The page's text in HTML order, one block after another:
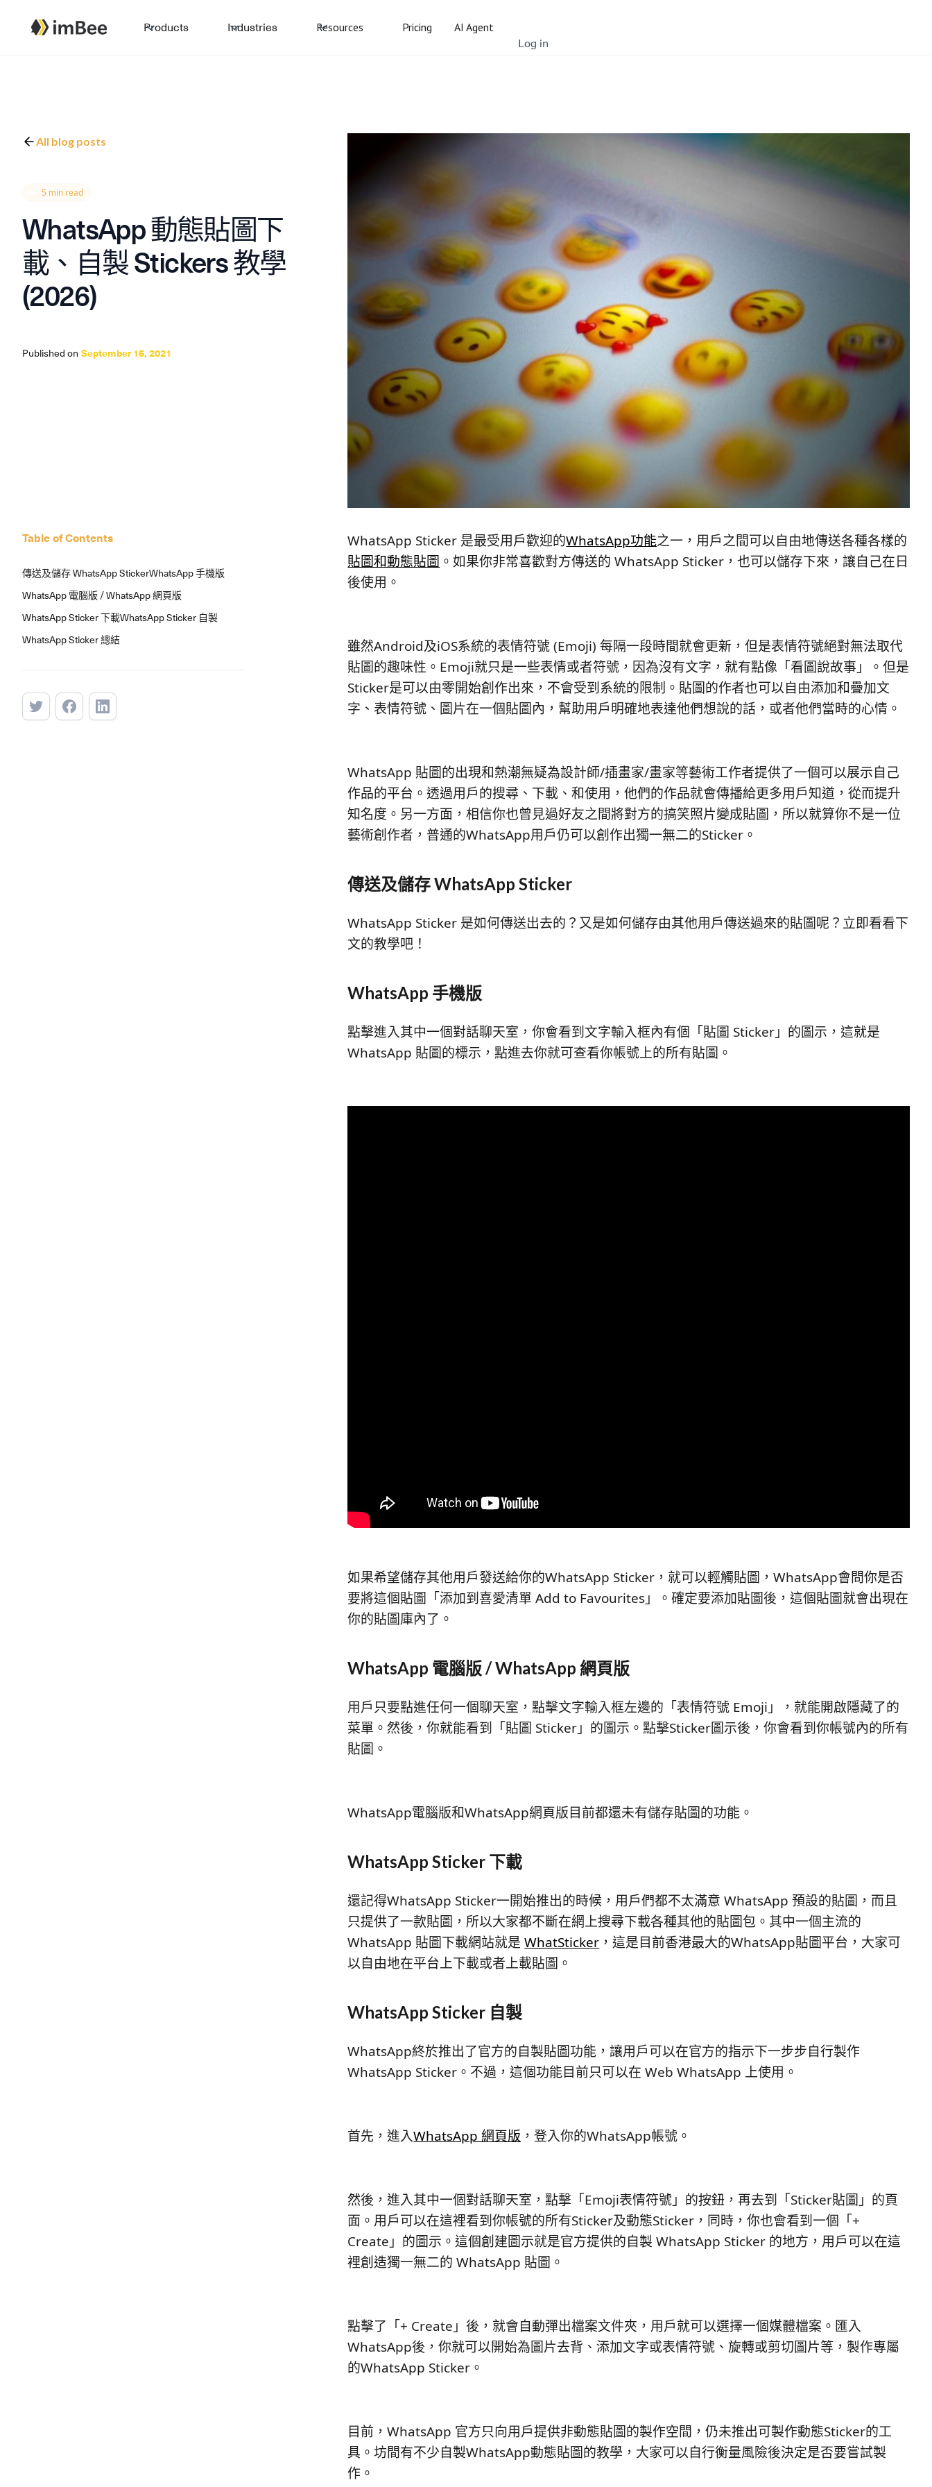
Products Industries Resources Pricing
AI Agent
Log in
All blog posts
5 min read
WhatsApp 動態貼圖下
載、自製 Stickers 教學
(2026)
Published on September 15, 2021
Table of Contents
傳送及儲存 WhatsApp StickerWhatsApp 手機版
WhatsApp 電腦版 / WhatsApp 網頁版
WhatsApp Sticker 下載WhatsApp Sticker 自製
WhatsApp Sticker 總結
WhatsApp Sticker 是最受用戶歡迎的WhatsApp功能之一，用戶之間可以自由地傳送各種各樣的
貼圖和動態貼圖 。如果你非常喜歡對方傳送的 WhatsApp Sticker，也可以儲存下來，讓自己在日
後使用。
雖然Android及iOS系統的表情符號 (Emoji) 每隔一段時間就會更新，但是表情符號絕對無法取代
貼圖的趣味性。Emoji就只是一些表情或者符號，因為沒有文字，就有點像「看圖說故事」。但是
Sticker是可以由零開始創作出來，不會受到系統的限制。貼圖的作者也可以自由添加和疊加文
字、表情符號、圖片在一個貼圖內，幫助用戶明確地表達他們想說的話，或者他們當時的心情。
WhatsApp 貼圖的出現和熱潮無疑為設計師/插畫家/畫家等藝術工作者提供了一個可以展示自己
作品的平台。透過用戶的搜尋、下載、和使用，他們的作品就會傳播給更多用戶知道，從而提升
知名度。另一方面，相信你也曾見過好友之間將對方的搞笑照片變成貼圖，所以就算你不是一位
藝術創作者，普通的WhatsApp用戶仍可以創作出獨一無二的Sticker。
傳送及儲存 WhatsApp Sticker
WhatsApp Sticker 是如何傳送出去的？又是如何儲存由其他用戶傳送過來的貼圖呢？立即看看下
文的教學吧！
WhatsApp 手機版
點擊進入其中一個對話聊天室，你會看到文字輸入框內有個「貼圖 Sticker」的圖示，這就是
WhatsApp 貼圖的標示，點進去你就可查看你帳號上的所有貼圖。
如果希望儲存其他用戶發送給你的WhatsApp Sticker，就可以輕觸貼圖，WhatsApp會問你是否
要將這個貼圖「添加到喜愛清單 Add to Favourites」。確定要添加貼圖後，這個貼圖就會出現在
你的貼圖庫內了。
WhatsApp 電腦版 / WhatsApp 網頁版
用戶只要點進任何一個聊天室，點擊文字輸入框左邊的「表情符號 Emoji」，就能開啟隱藏了的
菜單。然後，你就能看到「貼圖 Sticker」的圖示。點擊Sticker圖示後，你會看到你帳號內的所有
貼圖。
WhatsApp電腦版和WhatsApp網頁版目前都還未有儲存貼圖的功能。
WhatsApp Sticker 下載
還記得WhatsApp Sticker一開始推出的時候，用戶們都不太滿意 WhatsApp 預設的貼圖，而且
只提供了一款貼圖，所以大家都不斷在網上搜尋下載各種其他的貼圖包。其中一個主流的
WhatsApp 貼圖下載網站就是WhatSticker ，這是目前香港最大的WhatsApp貼圖平台，大家可
以自由地在平台上下載或者上載貼圖。
WhatsApp Sticker 自製
WhatsApp終於推出了官方的自製貼圖功能，讓用戶可以在官方的指示下一步步自行製作
WhatsApp Sticker。不過，這個功能目前只可以在 Web WhatsApp 上使用。
首先，進入WhatsApp 網頁版 ，登入你的WhatsApp帳號。
然後，進入其中一個對話聊天室，點擊「Emoji表情符號」的按鈕，再去到「Sticker貼圖」的頁
面。用戶可以在這裡看到你帳號的所有Sticker及動態Sticker，同時，你也會看到一個「+
Create」的圖示。這個創建圖示就是官方提供的自製 WhatsApp Sticker 的地方，用戶可以在這
裡創造獨一無二的 WhatsApp 貼圖。
點擊了「+ Create」後，就會自動彈出檔案文件夾，用戶就可以選擇一個媒體檔案。匯入
WhatsApp後，你就可以開始為圖片去背、添加文字或表情符號、旋轉或剪切圖片等，製作專屬
的WhatsApp Sticker。
目前，WhatsApp 官方只向用戶提供非動態貼圖的製作空間，仍未推出可製作動態Sticker的工
具。坊間有不少自製WhatsApp動態貼圖的教學，大家可以自行衡量風險後決定是否要嘗試製
作。